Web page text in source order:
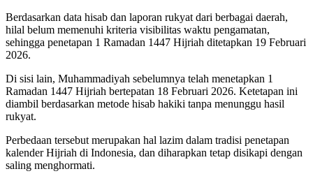
Berdasarkan data hisab dan laporan rukyat dari berbagai daerah,
hilal belum memenuhi kriteria visibilitas waktu pengamatan,
sehingga penetapan 1 Ramadan 1447 Hijriah ditetapkan 19 Februari
2026.
Di sisi lain, Muhammadiyah sebelumnya telah menetapkan 1
Ramadan 1447 Hijriah bertepatan 18 Februari 2026. Ketetapan ini
diambil berdasarkan metode hisab hakiki tanpa menunggu hasil
rukyat.
Perbedaan tersebut merupakan hal lazim dalam tradisi penetapan
kalender Hijriah di Indonesia, dan diharapkan tetap disikapi dengan
saling menghormati.